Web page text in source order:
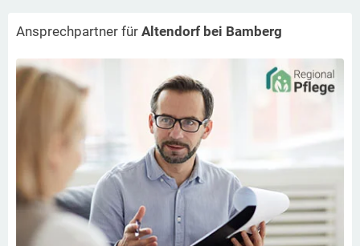
Ansprechpartner für Altendorf bei Bamberg